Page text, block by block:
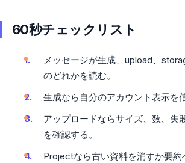
60秒チェックリスト
メッセージが生成、upload、
のどれかを読む。
生成なら自分のアカウント表示を
アップロードならサイズ、数、失
を確認する。
Projectなら古い資料を消すか要約